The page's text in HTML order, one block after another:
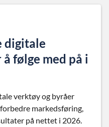
digitale
følge med på i
verktøy og byråer
markedsføring,
på nettet i 2026.